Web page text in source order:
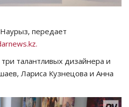
передает
талантливых дизайнера и
Лариса Кузнецова и Анна